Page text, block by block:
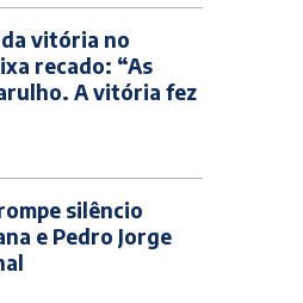
vitória no
recado: “As
A vitória fez
silêncio
e Pedro Jorge